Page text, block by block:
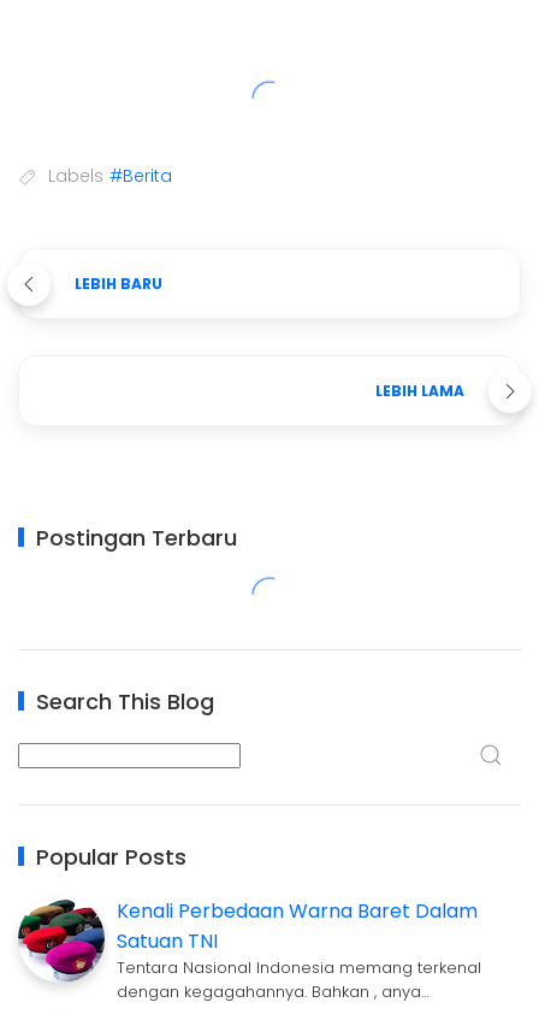
Labels #Berita
LEBIH BARU
LEBIH LAMA
Postingan Terbaru
Search This Blog
Popular Posts
Kenali Perbedaan Warna Baret Dalam
Satuan TNI
Tentara Nasional Indonesia memang terkenal
dengan kegagahannya. Bahkan , anya…